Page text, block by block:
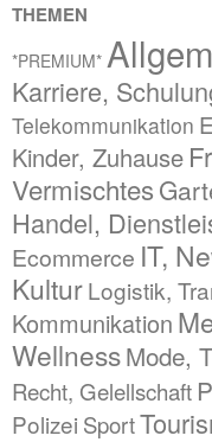
THEMEN
*PREMIUM*
Karriere,
Telekommunikation
Kinder, Zuhause
Vermischtes
Handel,
Ecommerce IT,
KulturLogistik,
Kommunikation
WellnessMode,
Recht, Gelellschaft
Polizei Sport